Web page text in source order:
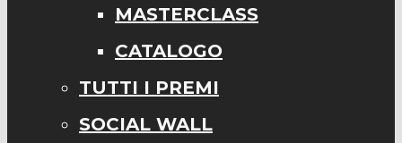
MASTERCLASS
CATALOGO
TUTTI I PREMI
SOCIAL WALL